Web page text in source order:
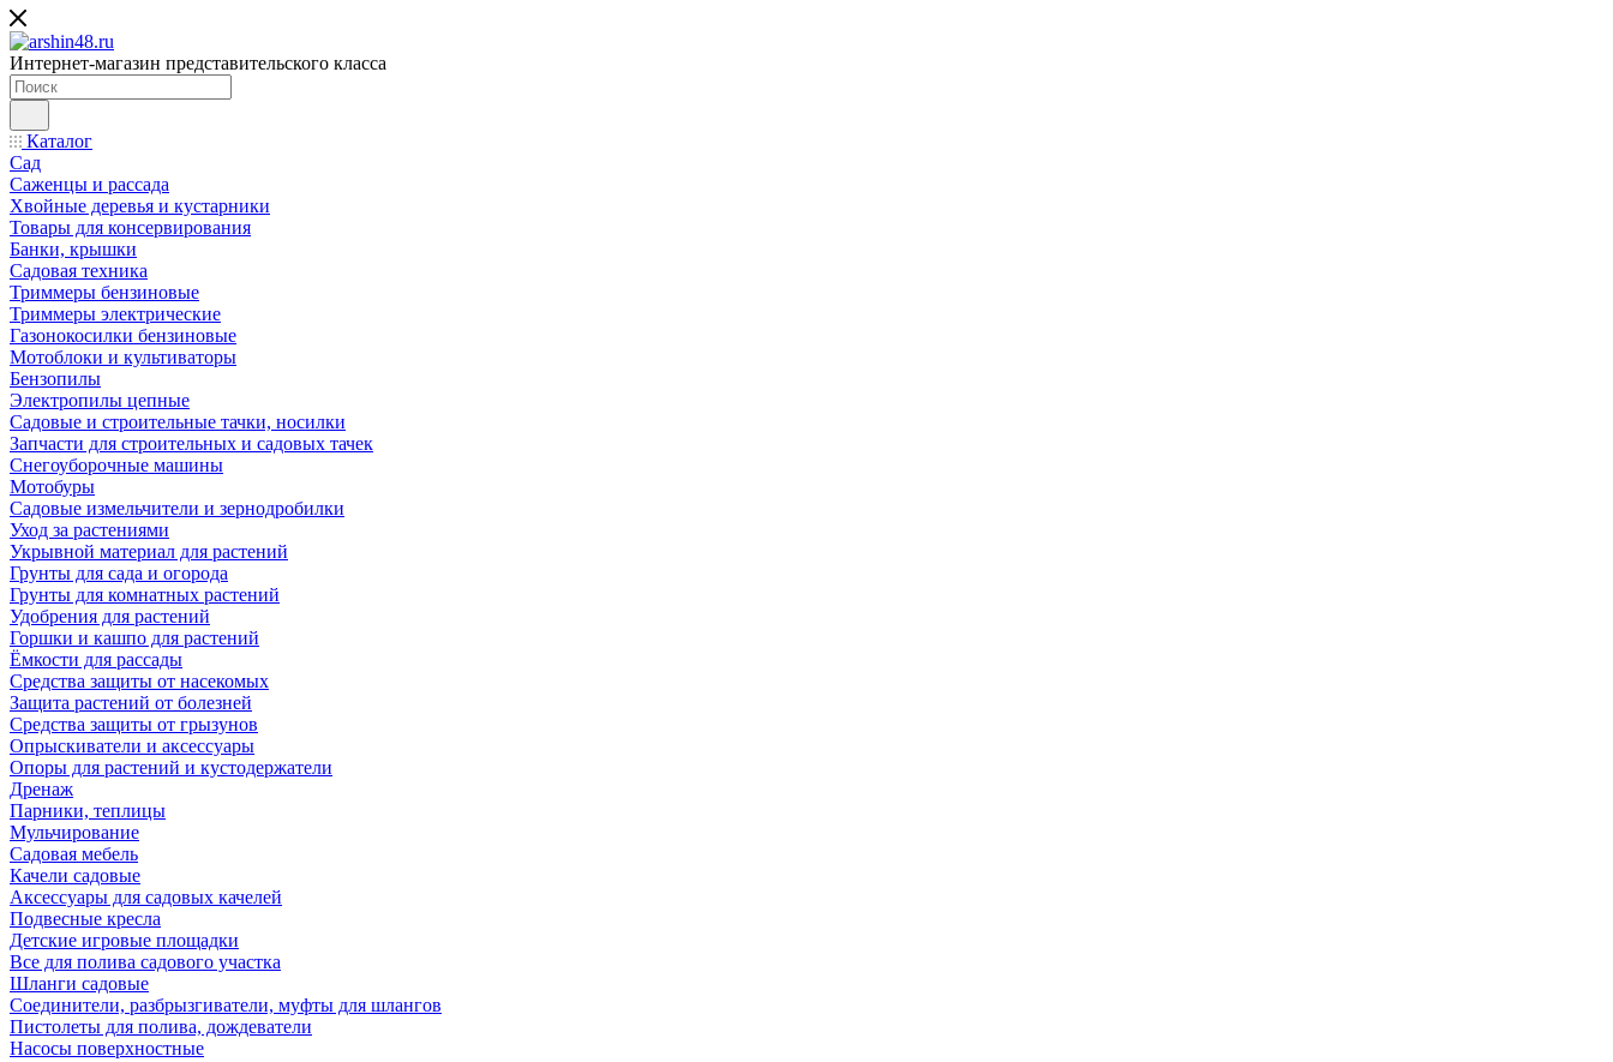
Интернет-магазин представительского класса
Каталог
Сад
Саженцы и рассада
Хвойные деревья и кустарники
Товары для консервирования
Банки, крышки
Садовая техника
Триммеры бензиновые
Триммеры электрические
Газонокосилки бензиновые
Мотоблоки и культиваторы
Бензопилы
Электропилы цепные
Садовые и строительные тачки, носилки
Запчасти для строительных и садовых тачек
Снегоуборочные машины
Мотобуры
Садовые измельчители и зернодробилки
Уход за растениями
Укрывной материал для растений
Грунты для сада и огорода
Грунты для комнатных растений
Удобрения для растений
Горшки и кашпо для растений
Ёмкости для рассады
Средства защиты от насекомых
Защита растений от болезней
Средства защиты от грызунов
Опрыскиватели и аксессуары
Опоры для растений и кустодержатели
Дренаж
Парники, теплицы
Мульчирование
Садовая мебель
Качели садовые
Аксессуары для садовых качелей
Подвесные кресла
Детские игровые площадки
Все для полива садового участка
Шланги садовые
Соединители, разбрызгиватели, муфты для шлангов
Пистолеты для полива, дождеватели
Насосы поверхностные